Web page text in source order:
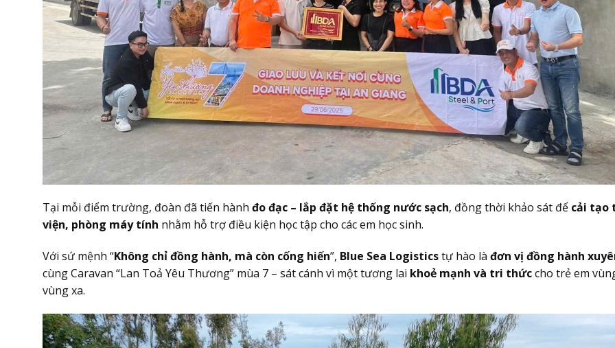
Tại mỗi điểm trường, đoàn đã tiến hành đo đạc – lắp đặt hệ thống nước sạch, đồng thời khảo sát để cải tạo
viện, phòng máy tính nhằm hỗ trợ điều kiện học tập cho các em học sinh.
Với sứ mệnh “Không chỉ đồng hành, mà còn cống hiến”, Blue Sea Logisticstự hào là đơn vị đồng hành
cùng Caravan “Lan Toả Yêu Thương” mùa 7 – sát cánh vì một tương lai khoẻ mạnh và tri thứccho trẻ em
vùng xa.